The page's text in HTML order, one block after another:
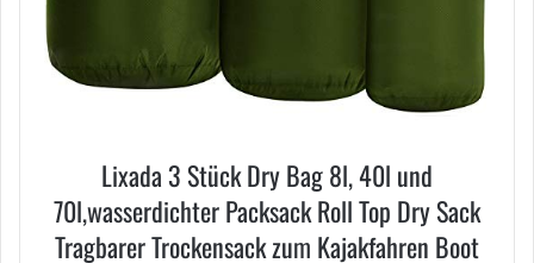
Lixada 3 Stück Dry Bag 8l, 40l und
70l,wasserdichter Packsack Roll Top Dry Sack
Tragbarer Trockensack zum Kajakfahren Boot